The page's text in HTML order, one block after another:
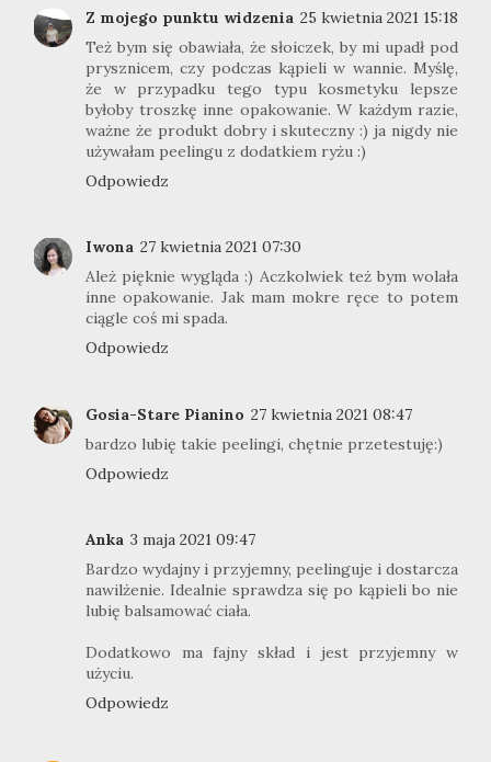
Z mojego punktu widzenia 25 kwietnia 2021 15:18
Też bym się obawiała, że słoiczek, by mi upadł pod
prysznicem, czy podczas kąpieli w wannie. Myślę,
że w przypadku tego typu kosmetyku lepsze
byłoby troszkę inne opakowanie. W każdym razie,
ważne że produkt dobry i skuteczny :) ja nigdy nie
używałam peelingu z dodatkiem ryżu :)
Odpowiedz
Iwona 27 kwietnia 2021 07:30
Ależ pięknie wygląda :) Aczkolwiek też bym wolała
inne opakowanie. Jak mam mokre ręce to potem
ciągle coś mi spada.
Odpowiedz
Gosia-Stare Pianino 27 kwietnia 2021 08:47
bardzo lubię takie peelingi, chętnie przetestuję:)
Odpowiedz
Anka 3 maja 2021 09:47
Bardzo wydajny i przyjemny, peelinguje i dostarcza
nawilżenie. Idealnie sprawdza się po kąpieli bo nie
lubię balsamować ciała.
Dodatkowo ma fajny skład i jest przyjemny w
użyciu.
Odpowiedz